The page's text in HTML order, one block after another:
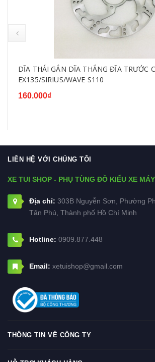
DĨA THÁI GẮN DĨA THẮNG ĐĨA TRƯỚC
EX135/SIRIUS/WAVE S110
160.000₫
LIÊN HỆ VỚI CHÚNG TÔI
XE TUI SHOP - PHỤ TÙNG ĐỒ KIỂU XE MÁY
Địa chỉ: 303B Nguyễn Sơn, Phường
Tân Phú, Thành phố Hồ Chí Minh
Hotline: 0909.877.448
Email: xetuishop@gmail.com
THÔNG TIN VỀ CÔNG TY